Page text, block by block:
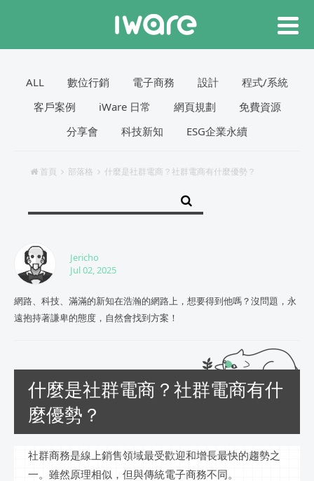
ALL 數位行銷 電子商務 設計
程式/系統
客戶案例
iWare 日常 網頁規劃
免費資源
分享會
科技新知 ESG企業永續
首頁 部落格 什麼是社群電商？社群電商有什麼優勢？
Jericho
Jul 02, 2025
網路、科技、滿滿的新知在浩瀚的網路上，想要得到他嗎？沒問題，永
遠抱持著謙卑的態度，自然會找到方案！
什麼是社群電商？社群電商有什
麼優勢？
社群商務是線上銷售領域最受歡迎和增長最快的趨勢之
一。雖然原理相似，但與傳統電子商務不同。